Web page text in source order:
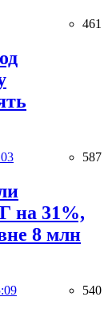
461
587
на 31%,
8 млн
540